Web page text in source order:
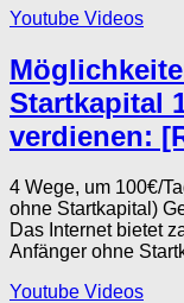
Youtube Videos
Startkapital
verdienen:
4 Wege, um 100€/
ohne Startkapital)
Das Internet bietet
Anfänger ohne
Youtube Videos